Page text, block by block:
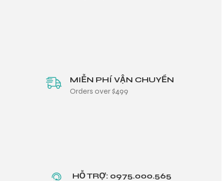
MIỄN PHÍ VẬN CHUYỂN
Orders over $499
HỖ TRỢ: 0975.000.565